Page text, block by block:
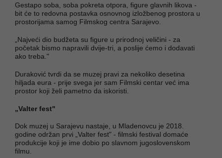
Gestapo soba, soba pokreta otpora, figure glavnih likova -
bit će to redovna postavka osnovnog izložbenog prostora u
prostorijama samog Filmskog centra Sarajevo.
„Najveći dio budžeta su figure u prirodnoj veličini - za
početak bismo napravili dvije-tri, a poslije ćemo i dodavati
ako treba."
Duraković tvrdi da se muzej pravi za nekoliko desetina
hiljada eura - prije svega jer sam Filmski centar već ima
prostor koji želi pametno da iskoristi.
„Valter fest"
Dok muzej u Sarajevu nastaje, u Mladenovcu je 2018.
godine održan prvi „Valter fest" - filmski festival domaće
produkcije koji je ime dobio po slavnom jugoslovenskom
filmu.